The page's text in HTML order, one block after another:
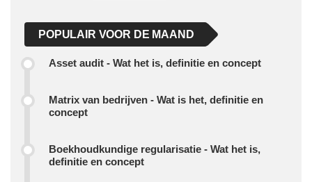
POPULAIR VOOR DE MAAND
Asset audit - Wat het is, definitie en concept
Matrix van bedrijven - Wat is het, definitie en
concept
Boekhoudkundige regularisatie - Wat het is,
definitie en concept